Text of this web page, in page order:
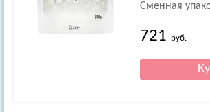
Сменная
721 руб.